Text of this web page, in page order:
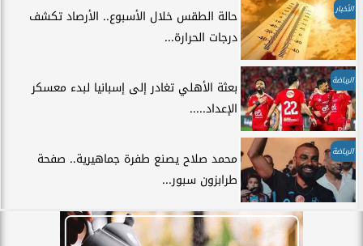
الأخبار
حالة الطقس خلال الأسبوع.. الأرصاد تكشف
درجات الحرارة...
الرياضة
بعثة الأهلي تغادر إلى إسبانيا لبدء معسكر
الإعداد.....
الرياضة
محمد صلاح يصنع طفرة جماهيرية.. صفحة
طرابزون سبور...